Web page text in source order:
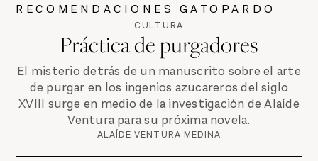
RECOMENDACIONES GATOPARDO
CULTURA
Práctica de purgadores
El misterio detrás de un manuscrito sobre el arte
de purgar en los ingenios azucareros del siglo
XVIII surge en medio de la investigación de Alaíde
Ventura para su próxima novela.
ALAÍDE VENTURA MEDINA